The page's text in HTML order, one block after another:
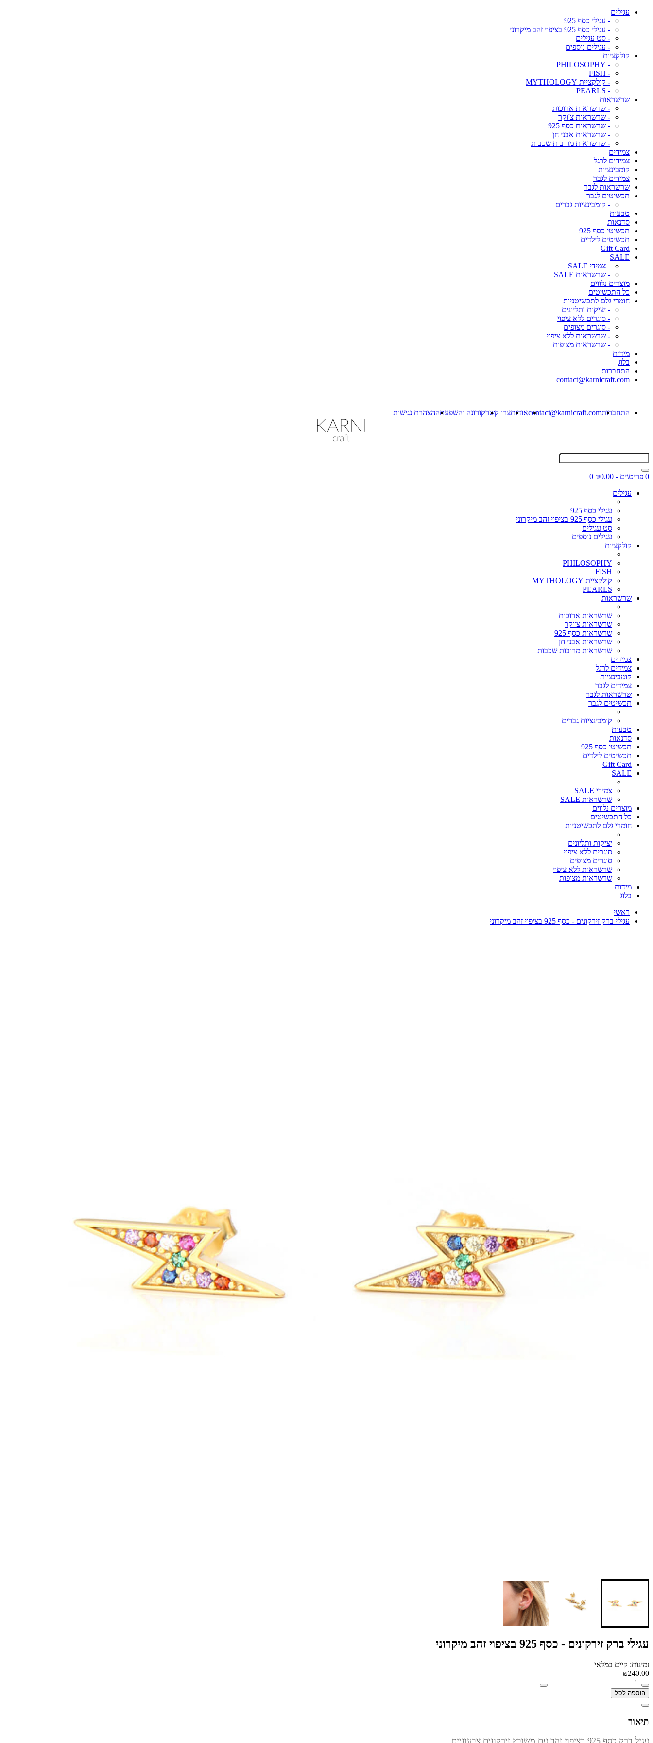
עגילים
- עגילי כסף 925
- עגילי כסף 925 בציפוי זהב מיקרוני
- סט עגילים
- עגילים נוספים
קולקציות
- PHILOSOPHY
- FISH
- קולקציית MYTHOLOGY
- PEARLS
שרשראות
- שרשראות ארוכות
- שרשראות צ'וקר
- שרשראות כסף 925
- שרשראות אבני חן
- שרשראות מרובות שכבות
צמידים
צמידים לרגל
קומבינציות
צמידים לגבר
שרשראות לגבר
תכשיטים לגבר
- קומבינציות גברים
טבעות
סדנאות
תכשיטי כסף 925
תכשיטים לילדים
Gift Card
SALE
- צמידי SALE
- שרשראות SALE
מוצרים נלווים
כל התכשיטים
חומרי גלם לתכשיטניות
- יציקות ותליונים
- סוגרים ללא ציפוי
- סוגרים מצופים
- שרשראות ללא ציפוי
- שרשראות מצופות
מידות
בלוג
התחברות
contact@karnicraft.com
התחברותcontact@karnicraft.comאודותצרו קשרקורונה והשפעתההצהרת נגישות
0 פריט\ים - ₪0.00
0
עגילים
עגילי כסף 925
עגילי כסף 925 בציפוי זהב מיקרוני
סט עגילים
עגילים נוספים
קולקציות
PHILOSOPHY
FISH
קולקציית MYTHOLOGY
PEARLS
שרשראות
שרשראות ארוכות
שרשראות צ'וקר
שרשראות כסף 925
שרשראות אבני חן
שרשראות מרובות שכבות
צמידים
צמידים לרגל
קומבינציות
צמידים לגבר
שרשראות לגבר
תכשיטים לגבר
קומבינציות גברים
טבעות
סדנאות
תכשיטי כסף 925
תכשיטים לילדים
Gift Card
SALE
צמידי SALE
שרשראות SALE
מוצרים נלווים
כל התכשיטים
חומרי גלם לתכשיטניות
יציקות ותליונים
סוגרים ללא ציפוי
סוגרים מצופים
שרשראות ללא ציפוי
שרשראות מצופות
מידות
בלוג
ראשי
עגילי ברק זירקונים - כסף 925 בציפוי זהב מיקרוני
עגילי ברק זירקונים - כסף 925 בציפוי זהב מיקרוני
זמינות: קיים במלאי
₪240.00
הוספה לסל
תיאור
עגיל ברק כסף 925 בציפוי זהב עם משובץ זירקונים צבעוניים